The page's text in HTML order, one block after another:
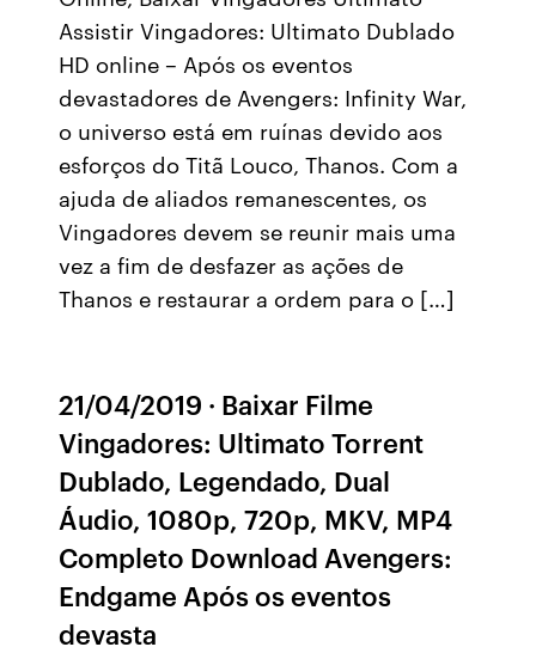
Assistir Vingadores: Ultimato Dublado
HD online – Após os eventos
devastadores de Avengers: Infinity War,
o universo está em ruínas devido aos
esforços do Titã Louco, Thanos. Com a
ajuda de aliados remanescentes, os
Vingadores devem se reunir mais uma
vez a fim de desfazer as ações de
Thanos e restaurar a ordem para o […]
21/04/2019 · Baixar Filme
Vingadores: Ultimato Torrent
Dublado, Legendado, Dual
Áudio, 1080p, 720p, MKV, MP4
Completo Download Avengers:
Endgame Após os eventos
devasta